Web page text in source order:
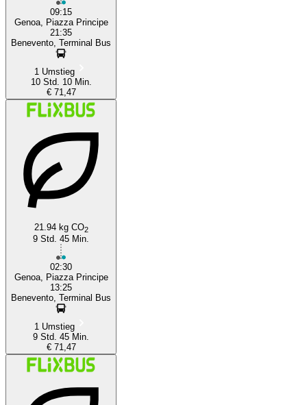
09:15
Genoa, Piazza Principe
21:35
Benevento, Terminal Bus
1 Umstieg
10 Std. 10 Min.
€ 71,47
21.94 kg CO2
9 Std. 45 Min.
02:30
Genoa, Piazza Principe
13:25
Benevento, Terminal Bus
1 Umstieg
9 Std. 45 Min.
€ 71,47